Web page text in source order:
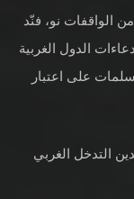
الدول الغربية
على اعتبار
التدخل الغربي